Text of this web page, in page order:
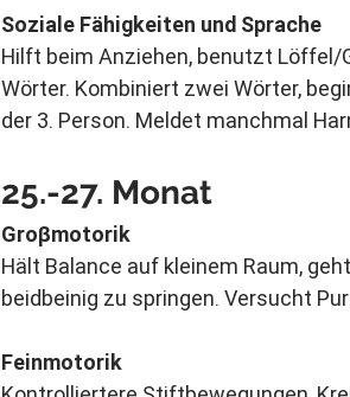
Soziale Fähigkeiten und Sprache
Hilft beim Anziehen, benutzt Löffel/
Wörter. Kombiniert zwei Wörter,
der 3. Person. Meldet manchmal
25.-27. Monat
Groβmotorik
Hält Balance auf kleinem Raum,
beidbeinig zu springen. Versucht
Feinmotorik